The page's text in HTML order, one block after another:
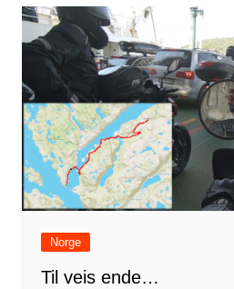
Norge
Til veis ende…